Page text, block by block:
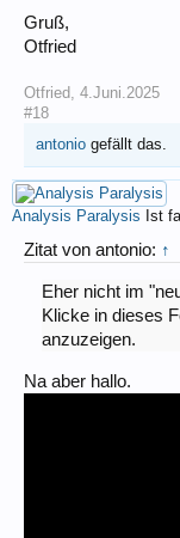
Gruß,
Otfried
Otfried
4.Juni.2025
#18
antonio gefällt das.
Analysis Paralysis Ist
Zitat von antonio: ↑
Eher nicht im
Klicke in dieses
anzuzeigen.
Na aber hallo.